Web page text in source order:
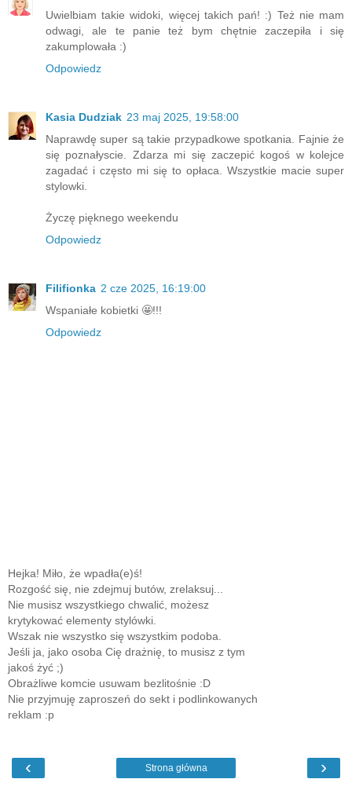
Uwielbiam takie widoki, więcej takich pań! :) Też nie mam
odwagi, ale te panie też bym chętnie zaczepiła i się
zakumplowała :)
Odpowiedz
Kasia Dudziak 23 maj 2025, 19:58:00
Naprawdę super są takie przypadkowe spotkania. Fajnie że
się poznałyscie. Zdarza mi się zaczepić kogoś w kolejce
zagadać i często mi się to opłaca. Wszystkie macie super
stylowki.
Życzę pięknego weekendu
Odpowiedz
Filifionka 2 cze 2025, 16:19:00
Wspaniałe kobietki 🤩!!!
Odpowiedz
Hejka! Miło, że wpadła(e)ś!
Rozgość się, nie zdejmuj butów, zrelaksuj...
Nie musisz wszystkiego chwalić, możesz
krytykować elementy stylówki.
Wszak nie wszystko się wszystkim podoba.
Jeśli ja, jako osoba Cię drażnię, to musisz z tym
jakoś żyć ;)
Obrażliwe komcie usuwam bezlitośnie :D
Nie przyjmuję zaproszeń do sekt i podlinkowanych
reklam :p
‹ ›
Strona główna